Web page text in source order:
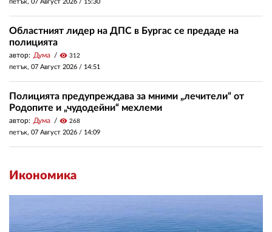
Областният лидер на ДПС в Бургас се предаде на
полицията
автор: Дума visibility 312
петък, 07 Август 2026 / 14:51
Полицията предупреждава за мними „лечители“ от
Родопите и „чудодейни“ мехлеми
автор: Дума visibility 268
петък, 07 Август 2026 / 14:09
Икономика